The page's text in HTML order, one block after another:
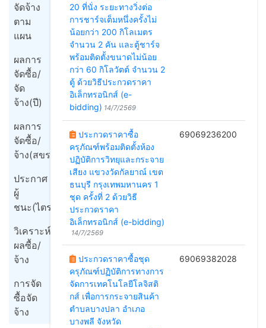
จัดจ้าง
ตาม
แผน
ผลการ
จัดซื้อ/
จัด
จ้าง(ปี)
ผลการ
จัดซื้อ/
จ้าง(สขร1)
ประกาศ
ผู้
ชนะ(ไตรมาส)
วิเคราะห์
ผลซื้อ/
จ้าง
การจัด
ซื้อจัด
จ้าง
20 ที่นั่ง ระยะทางวิ่งต่อ
การชาร์จเต็มหนึ่งครั้งไม่
น้อยกว่า 200 กิโลเมตร
จำนวน 2 คัน และตู้ชาร์จ
พร้อมติดตั้งขนาดไม่น้อย
กว่า 60 กิโลวัตต์ จำนวน 2
ตู้ ด้วยวิธีประกวดราคา
อิเล็กทรอนิกส์ (e-
bidding) 14/7/2569
ประกวดราคาซื้อ
ครุภัณฑ์พร้อมติดตั้งห้อง
ปฏิบัติการวิทยุและกระจาย
เสียง แขวงวัดกัลยาณ์ เขต
ธนบุรี กรุงเทพมหานคร 1
ชุด ครั้งที่ 2 ด้วยวิธี
ประกวดราคา
อิเล็กทรอนิกส์ (e-bidding)
14/7/2569
69069236200
ประกวดราคาซื้อชุด
ครุภัณฑ์ปฏิบัติการทางการ
จัดการเทคโนโลยีโลจิสติ
กส์ เพื่อการกระจายสินค้า
ตำบลบางปลา อำเภอ
บางพลี จังหวัด
69069382028